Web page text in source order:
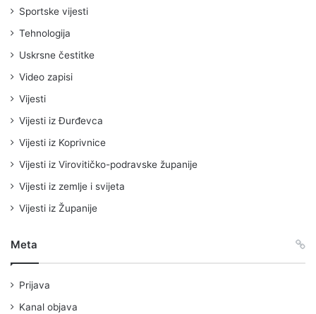
Sportske vijesti
Tehnologija
Uskrsne čestitke
Video zapisi
Vijesti
Vijesti iz Đurđevca
Vijesti iz Koprivnice
Vijesti iz Virovitičko-podravske županije
Vijesti iz zemlje i svijeta
Vijesti iz Županije
Meta
Prijava
Kanal objava